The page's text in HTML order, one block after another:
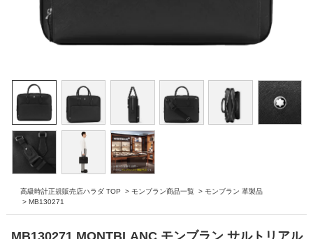
高級時計正規販売店ハラダ TOP > モンブラン商品一覧 > モンブラン 革製品
> MB130271
MB130271 MONTBLANC モンブラン サルトリアル